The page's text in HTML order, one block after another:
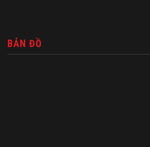
BẢN ĐỒ